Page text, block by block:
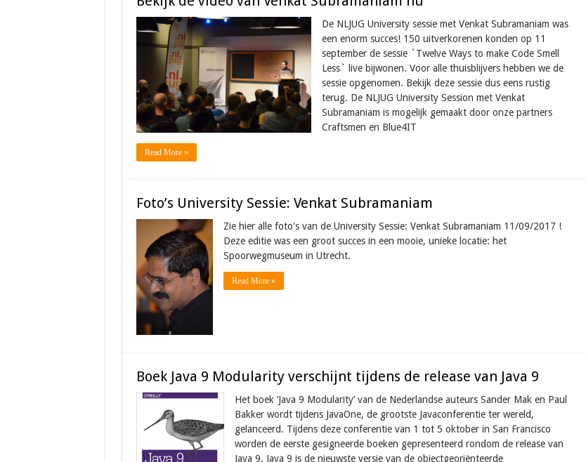
De NLJUG University sessie met Venkat Subramaniam was
een enorm succes! 150 uitverkorenen konden op 11
september de sessie `Twelve Ways to make Code Smell
Less` live bijwonen. Voor alle thuisblijvers hebben we de
sessie opgenomen. Bekijk deze sessie dus eens rustig
terug. De NLJUG University Session met Venkat
Subramaniam is mogelijk gemaakt door onze partners
Craftsmen en Blue4IT
Read More »
Foto’s University Sessie: Venkat Subramaniam
Zie hier alle foto's van de University Sessie: Venkat Subramaniam 11/09/2017 !
Deze editie was een groot succes in een mooie, unieke locatie: het
Spoorwegmuseum in Utrecht.
Read More »
Boek Java 9 Modularity verschijnt tijdens de release van Java 9
Het boek ‘Java 9 Modularity’ van de Nederlandse auteurs Sander Mak en Paul
Bakker wordt tijdens JavaOne, de grootste Javaconferentie ter wereld,
gelanceerd. Tijdens deze conferentie van 1 tot 5 oktober in San Francisco
worden de eerste gesigneerde boeken gepresenteerd rondom de release van
Java 9. Java 9 is de nieuwste versie van de objectgeoriënteerde